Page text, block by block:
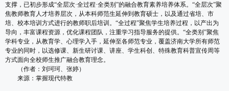
支撑，已初步形成“全层次·全过程·全类别”的融合教育素养培养体系。“全层次”聚
焦教师教育人才培养层次，从本科师范生延伸到教育硕士，以及通过省培、市
培、校本培训方式进行的教师职后培训。“全过程”聚焦学生培养过程，以产出为
导向，丰富课程资源，优化课程团队，注重学习指导服务的提供。“全类别”聚焦
学科专业，从教育学、心理学入手，延伸至各师范专业，覆盖济南大学所有师范
专业的同时，以选修课、新生研讨课、讲座、学生科创、特殊教育科普宣传周等
方式面向全校师生推广融合教育理念。
（作者：刘珂珂、张婷）
来源：掌握现代特教